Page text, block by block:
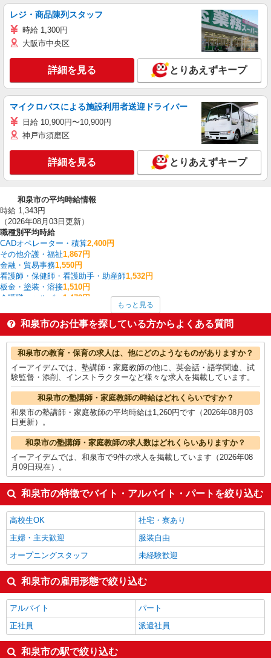
レジ・商品陳列スタッフ
時給 1,300円
大阪市中央区
詳細を見る とりあえずキープ
マイクロバスによる施設利用者送迎ドライバー
日給 10,900円〜10,900円
神戸市須磨区
詳細を見る とりあえずキープ
和泉市の平均時給情報
時給 1,343円
（2026年08月03日更新）
職種別平均時給
CADオペレーター・積算2,400円
その他介護・福祉1,867円
金融・貿易事務1,550円
看護師・保健師・看護助手・助産師1,532円
板金・塗装・溶接1,510円
介護職・ヘルパー 1,478円
1,450円
家電・携帯販売1,449円
保育士・保育補助1,435円
フォークリフト1,417円
和泉市の他の職種の平均時給を見る
もっと見る
和泉市のお仕事を探している方からよくある質問
和泉市の教育・保育の求人は、他にどのようなものがありますか？
イーアイデムでは、塾講師・家庭教師の他に、英会話・語学関連、試
験監督・添削、インストラクターなど様々な求人を掲載しています。
和泉市の塾講師・家庭教師の時給はどれくらいですか？
和泉市の塾講師・家庭教師の平均時給は1,260円です（2026年08月03
日更新）。
和泉市の塾講師・家庭教師の求人数はどれくらいありますか？
イーアイデムでは、和泉市で9件の求人を掲載しています（2026年08
月09日現在）。
和泉市の特徴でバイト・アルバイト・パートを絞り込む
高校生OK
社宅・寮あり
主婦・主夫歓迎
服装自由
オープニングスタッフ
未経験歓迎
和泉市の雇用形態で絞り込む
アルバイト
パート
正社員
派遣社員
和泉市の駅で絞り込む